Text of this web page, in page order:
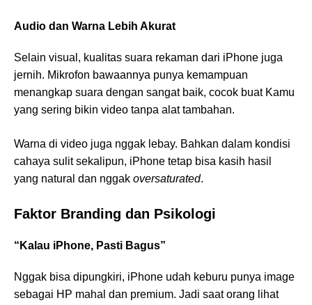
Audio dan Warna Lebih Akurat
Selain visual, kualitas suara rekaman dari iPhone juga
jernih. Mikrofon bawaannya punya kemampuan
menangkap suara dengan sangat baik, cocok buat Kamu
yang sering bikin video tanpa alat tambahan.
Warna di video juga nggak lebay. Bahkan dalam kondisi
cahaya sulit sekalipun, iPhone tetap bisa kasih hasil
yang natural dan nggak oversaturated.
Faktor Branding dan Psikologi
“Kalau iPhone, Pasti Bagus”
Nggak bisa dipungkiri, iPhone udah keburu punya image
sebagai HP mahal dan premium. Jadi saat orang lihat